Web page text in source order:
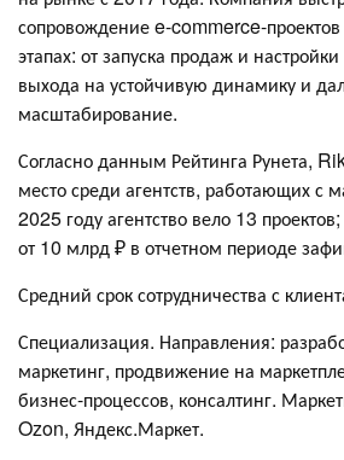
сопровождение e-commerce-
этапах: от запуска продаж и
выхода на устойчивую динамику и
масштабирование.
Согласно данным Рейтинга Рунета,
место среди агентств, работающих с
2025 году агентство вело 13
от 10 млрд ₽ в отчетном периоде
Средний срок сотрудничества с
Специализация. Направления:
маркетинг, продвижение на
бизнес-процессов, консалтинг.
Ozon, Яндекс.Маркет.